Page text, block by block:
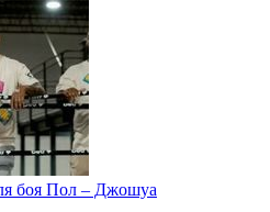
боя Пол – Джошуа